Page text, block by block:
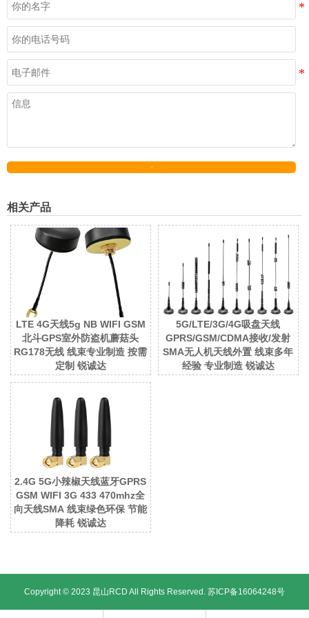
相关产品
LTE 4G天线5g NB WIFI GSM
北斗GPS室外防盗机蘑菇头
RG178无线 线束专业制造 按需
定制 锐诚达
5G/LTE/3G/4G吸盘天线
GPRS/GSM/CDMA接收/发射
SMA无人机天线外置 线束多年
经验 专业制造 锐诚达
2.4G 5G小辣椒天线蓝牙GPRS
GSM WIFI 3G 433 470mhz全
向天线SMA 线束绿色环保 节能
降耗 锐诚达
Copyright © 2023 昆山RCD All Rights Reserved. 苏ICP备16064248号